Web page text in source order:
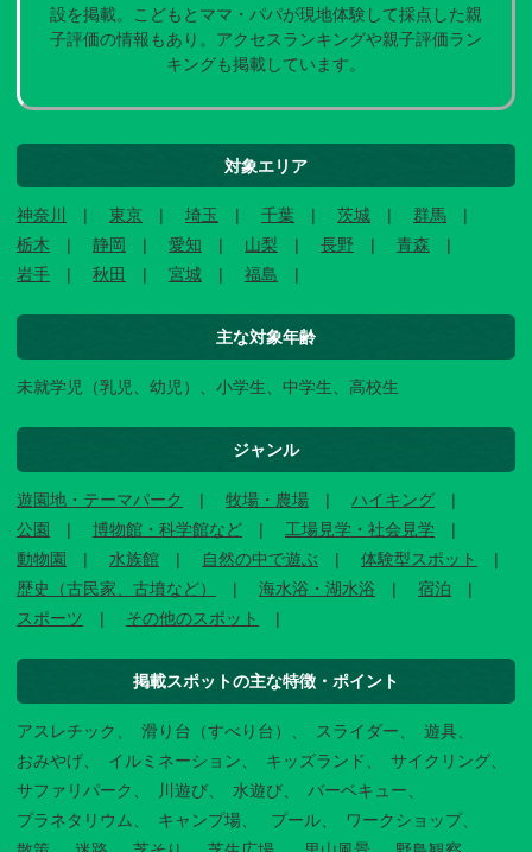
設を掲載。こどもとママ・パパが現地体験して採点した親
子評価の情報もあり。アクセスランキングや親子評価ラン
キングも掲載しています。
対象エリア
神奈川 東京 埼玉 千葉 茨城
群馬
栃木
静岡 愛知 山梨 長野
青森
岩手
秋田 宮城 福島
主な対象年齢
未就学児（乳児、幼児）、小学生、中学生、高校生
ジャンル
遊園地・テーマパーク 牧場・農場
ハイキング
公園
博物館・科学館など
工場見学・社会見学
動物園
水族館 自然の中で遊ぶ
体験型スポット
歴史（古民家、古墳など）
海水浴・湖水浴
宿泊
スポーツ
その他のスポット
掲載スポットの主な特徴・ポイント
アスレチック 滑り台（すべり台） スライダー
遊具
おみやげ
イルミネーション キッズランド
サイクリング
サファリパーク
川遊び 水遊び
バーベキュー
プラネタリウム
キャンプ場 プール
ワークショップ